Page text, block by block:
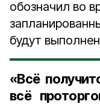
обозначил во
будут
«Всё
всё